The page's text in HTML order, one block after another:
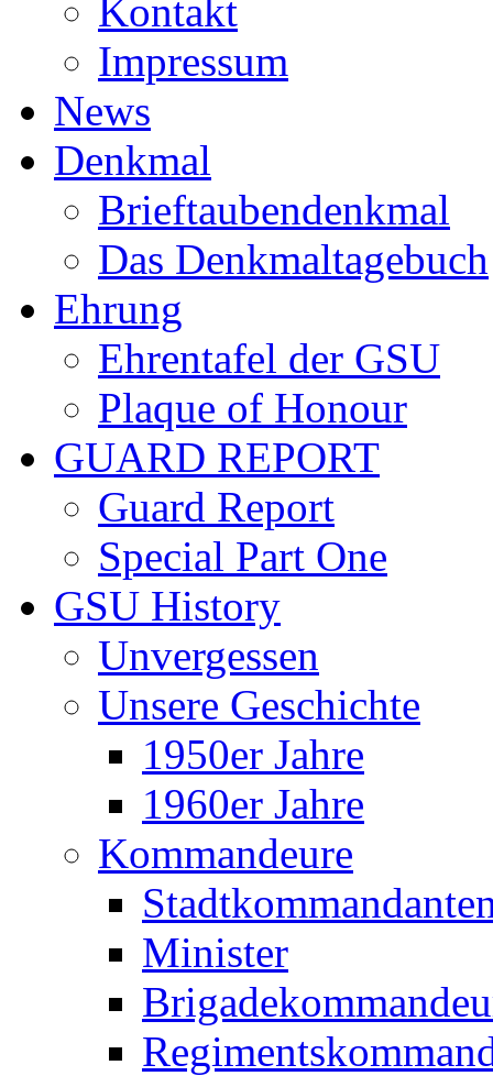
Kontakt
Impressum
News
Denkmal
Brieftaubendenkmal
Das Denkmaltagebuch
Ehrung
Ehrentafel der GSU
Plaque of Honour
GUARD REPORT
Guard Report
Special Part One
GSU History
Unvergessen
Unsere Geschichte
1950er Jahre
1960er Jahre
Kommandeure
Minister